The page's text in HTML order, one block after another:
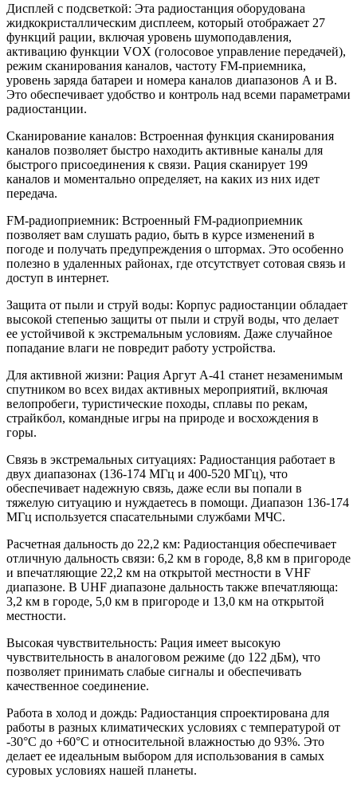
Дисплей с подсветкой: Эта радиостанция оборудована
жидкокристаллическим дисплеем, который отображает 27
функций рации, включая уровень шумоподавления,
активацию функции VOX (голосовое управление передачей),
режим сканирования каналов, частоту FM-приемника,
уровень заряда батареи и номера каналов диапазонов А и В.
Это обеспечивает удобство и контроль над всеми параметрами
радиостанции.
Сканирование каналов: Встроенная функция сканирования
каналов позволяет быстро находить активные каналы для
быстрого присоединения к связи. Рация сканирует 199
каналов и моментально определяет, на каких из них идет
передача.
FM-радиоприемник: Встроенный FM-радиоприемник
позволяет вам слушать радио, быть в курсе изменений в
погоде и получать предупреждения о штормах. Это особенно
полезно в удаленных районах, где отсутствует сотовая связь и
доступ в интернет.
Защита от пыли и струй воды: Корпус радиостанции обладает
высокой степенью защиты от пыли и струй воды, что делает
ее устойчивой к экстремальным условиям. Даже случайное
попадание влаги не повредит работу устройства.
Для активной жизни: Рация Аргут А-41 станет незаменимым
спутником во всех видах активных мероприятий, включая
велопробеги, туристические походы, сплавы по рекам,
страйкбол, командные игры на природе и восхождения в
горы.
Связь в экстремальных ситуациях: Радиостанция работает в
двух диапазонах (136-174 МГц и 400-520 МГц), что
обеспечивает надежную связь, даже если вы попали в
тяжелую ситуацию и нуждаетесь в помощи. Диапазон 136-174
МГц используется спасательными службами МЧС.
Расчетная дальность до 22,2 км: Радиостанция обеспечивает
отличную дальность связи: 6,2 км в городе, 8,8 км в пригороде
и впечатляющие 22,2 км на открытой местности в VHF
диапазоне. В UHF диапазоне дальность также впечатляюща:
3,2 км в городе, 5,0 км в пригороде и 13,0 км на открытой
местности.
Высокая чувствительность: Рация имеет высокую
чувствительность в аналоговом режиме (до 122 дБм), что
позволяет принимать слабые сигналы и обеспечивать
качественное соединение.
Работа в холод и дождь: Радиостанция спроектирована для
работы в разных климатических условиях с температурой от
-30°C до +60°C и относительной влажностью до 93%. Это
делает ее идеальным выбором для использования в самых
суровых условиях нашей планеты.